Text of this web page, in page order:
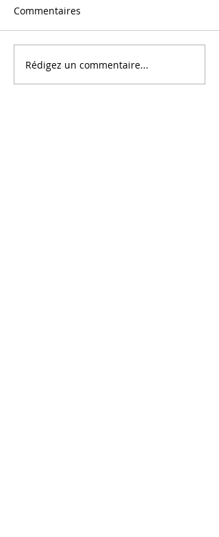
Au centre de Tout Ce Qui
Est
Commentaires
Rédigez un commentaire...